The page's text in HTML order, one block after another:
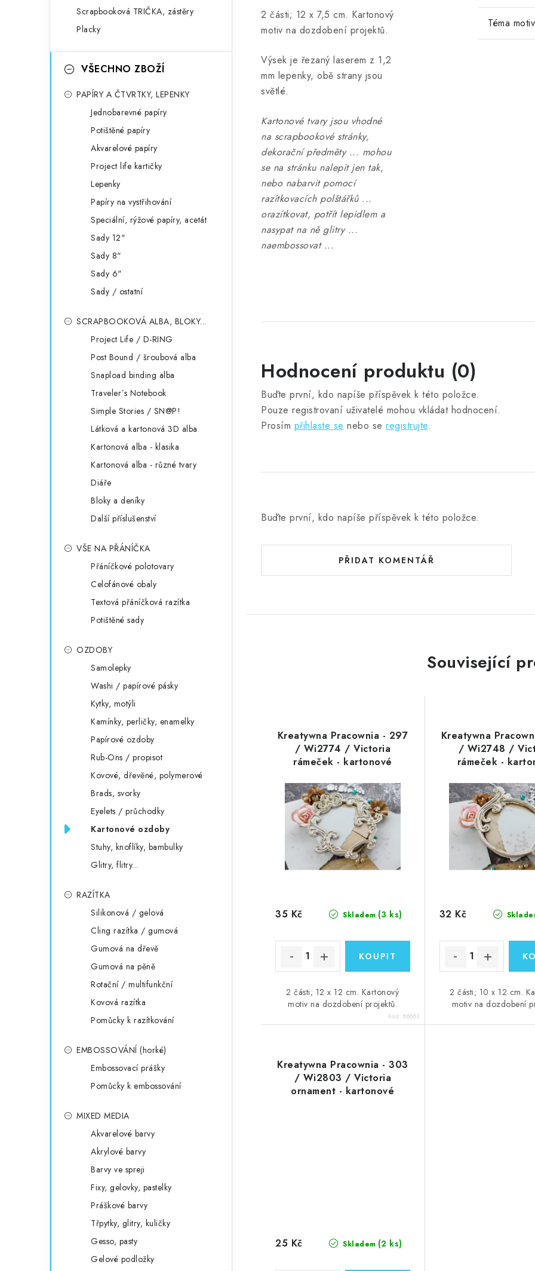
Scrapbooková TRIČKA, zástěry
Placky
VŠECHNO ZBOŽÍ
PAPÍRY A ČTVRTKY, LEPENKY
Jednobarevné papíry
Potištěné papíry
Akvarelové papíry
Project life kartičky
Lepenky
Papíry na vystřihování
Speciální, rýžové papíry, acetát
Sady 12"
Sady 8"
Sady 6"
Sady / ostatní
SCRAPBOOKOVÁ ALBA, BLOKY...
Project Life / D-RING
Post Bound / šroubová alba
Snapload binding alba
Traveler´s Notebook
Simple Stories / SN@P!
Látková a kartonová 3D alba
Kartonová alba - klasika
Kartonová alba - různé tvary
Diáře
Bloky a deníky
Další příslušenství
VŠE NA PŘÁNÍČKA
Přáníčkové polotovary
Celofánové obaly
Textová přáníčková razítka
Potištěné sady
OZDOBY
Samolepky
Washi / papírové pásky
Kytky, motýli
Kamínky, perličky, enamelky
Papírové ozdoby
Rub-Ons / propisot
Kovové, dřevěné, polymerové
Brads, svorky
Eyelets / průchodky
Kartonové ozdoby
Stuhy, knoflíky, bambulky
Glitry, flitry...
RAZÍTKA
Silikonová / gelová
Cling razítka / gumová
Gumová na dřevě
Gumová na pěně
Rotační / multifunkční
Kovová razítka
Pomůcky k razítkování
EMBOSSOVÁNÍ (horké)
Embossovací prášky
Pomůcky k embossování
MIXED MEDIA
Akvarelové barvy
Akrylové barvy
Barvy ve spreji
Fixy, gelovky, pastelky
Práškové barvy
Třpytky, glitry, kuličky
Gesso, pasty
Gelové podložky
2 části; 12 x 7,5 cm. Kartonový
motiv na dozdobení projektů.
Výsek je řezaný laserem z 1,2
mm lepenky, obě strany jsou
světlé.
Kartonové tvary jsou vhodné
na scrapbookové stránky,
dekorační předměty ... mohou
se na stránku nalepit jen tak,
nebo nabarvit pomocí
razítkovacích polštářků ...
orazítkovat, potřít lepidlem a
nasypat na ně glitry ...
naembossovat ...
Téma
Hodnocení produktu (0)
Buďte první, kdo napíše příspěvek k této položce.
Pouze registrovaní uživatelé mohou vkládat hodnocení.
Prosím přihlaste se nebo se registrujte.
Buďte první, kdo napíše příspěvek k této položce.
PŘIDAT KOMENTÁŘ
Související
Kreatywna Pracownia - 297
/ Wi2774 / Victoria
rámeček - kartonové
Skladem (3 ks)
35 Kč
2 části; 12 x 12 cm. Kartonový
motiv na dozdobení projektů.
Kód:88883
Kreatywna
/ Wi2748 /
rámeček -
32 Kč
2 části; 10 x 12 cm.
motiv na dozdobení
Kreatywna Pracownia - 303
/ Wi2803 / Victoria
ornament - kartonové
Skladem (2 ks)
25 Kč